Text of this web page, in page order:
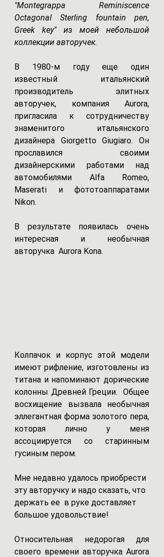
"Montegrappa Reminiscence
Octagonal Sterling fountain pen,
Greek key" из моей небольшой
коллекции авторучек.
В 1980-м году еще один
известный  итальянский
производитель элитных
авторучек, компания Aurora,
пригласила к сотрудничеству
знаменитого  итальянского
дизайнера Giorgetto Giugiaro. Он
прославился  своими
дизайнерскими работами над
автомобилями Alfa Romeo,
Maserati и фототоаппаратами
Nikon.
В результате появилась очень
интересная и необычная
авторучка  Aurora Kona.
Колпачок и корпус этой модели
имеют рифление, изготовлены из
титана и напоминают дорические
колонны Древней Греции.  Общее
восхищение вызвала необычная
эллегантная форма золотого пера,
которая лично у меня
ассоциируется со старинным
гусиным пером.
Мне недавно удалось приобрести
эту авторучку и надо сказать, что
держать ее  в руке доставляет
большое удовольствие!
Относительная недорогая для
своего времени авторучка Aurora